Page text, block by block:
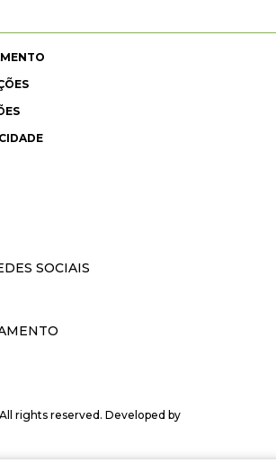
SOCIAIS
rights reserved. Developed by